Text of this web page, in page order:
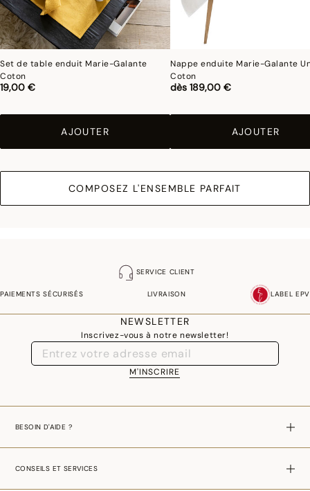
Set de table enduit Marie-Galante
Coton
19,00 €
AJOUTER
Nappe enduite Marie-Galante
Coton
dès 189,00 €
AJOUTER
COMPOSEZ L'ENSEMBLE PARFAIT
SERVICE CLIENT
PAIEMENTS SÉCURISÉS LIVRAISON LABEL EPV
NEWSLETTER
Inscrivez-vous à notre newsletter!
M'INSCRIRE
BESOIN D'AIDE ?
CONSEILS ET SERVICES